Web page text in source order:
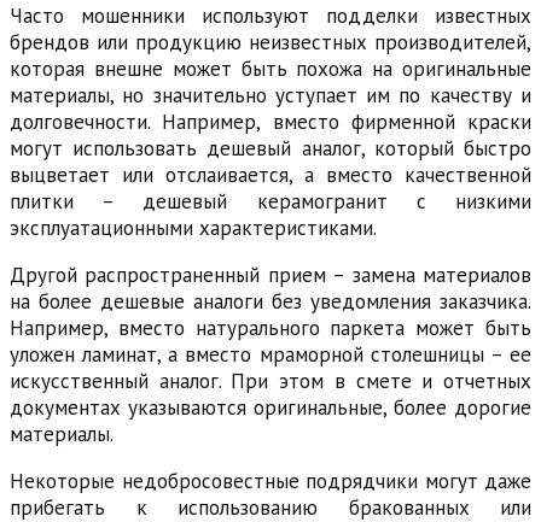
Часто мошенники используют подделки известных
брендов или продукцию неизвестных производителей,
которая внешне может быть похожа на оригинальные
материалы, но значительно уступает им по качеству и
долговечности. Например, вместо фирменной краски
могут использовать дешевый аналог, который быстро
выцветает или отслаивается, а вместо качественной
плитки – дешевый керамогранит с низкими
эксплуатационными характеристиками.
Другой распространенный прием – замена материалов
на более дешевые аналоги без уведомления заказчика.
Например, вместо натурального паркета может быть
уложен ламинат, а вместо мраморной столешницы – ее
искусственный аналог. При этом в смете и отчетных
документах указываются оригинальные, более дорогие
материалы.
Некоторые недобросовестные подрядчики могут даже
прибегать к использованию бракованных или